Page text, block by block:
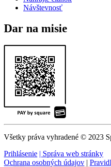
Návštevnosť
Dar na misie
Všetky práva vyhradené © 2023
Prihlásenie | Správa web stránky
Ochrana osobných údajov |